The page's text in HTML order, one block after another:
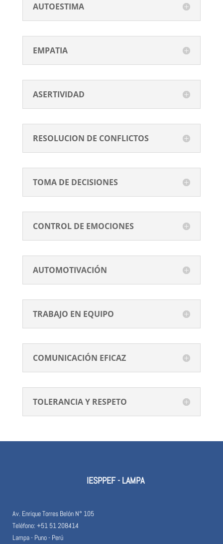
AUTOESTIMA
EMPATIA
ASERTIVIDAD
RESOLUCION DE CONFLICTOS
TOMA DE DECISIONES
CONTROL DE EMOCIONES
AUTOMOTIVACIÓN
TRABAJO EN EQUIPO
COMUNICACIÓN EFICAZ
TOLERANCIA Y RESPETO
IESPPEF - LAMPA
Av. Enrique Torres Belón N° 105
Teléfono: +51 51 208414
Lampa - Puno - Perú